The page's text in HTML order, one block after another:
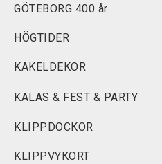
GÖTEBORG 400 år
HÖGTIDER
KAKELDEKOR
KALAS & FEST & PARTY
KLIPPDOCKOR
KLIPPVYKORT